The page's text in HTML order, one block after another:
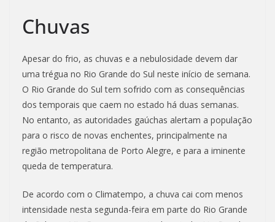
Chuvas
Apesar do frio, as chuvas e a nebulosidade devem dar
uma trégua no Rio Grande do Sul neste início de semana.
O Rio Grande do Sul tem sofrido com as consequências
dos temporais que caem no estado há duas semanas.
No entanto, as autoridades gaúchas alertam a população
para o risco de novas enchentes, principalmente na
região metropolitana de Porto Alegre, e para a iminente
queda de temperatura.
De acordo com o Climatempo, a chuva cai com menos
intensidade nesta segunda-feira em parte do Rio Grande